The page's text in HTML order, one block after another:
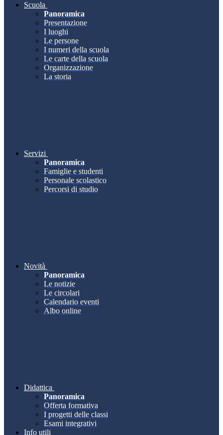
Scuola
Panoramica
Presentazione
I luoghi
Le persone
I numeri della scuola
Le carte della scuola
Organizzazione
La storia
Servizi
Panoramica
Famiglie e studenti
Personale scolastico
Percorsi di studio
Novità
Panoramica
Le notizie
Le circolari
Calendario eventi
Albo online
Didattica
Panoramica
Offerta formativa
I progetti delle classi
Esami integrativi
Info utili